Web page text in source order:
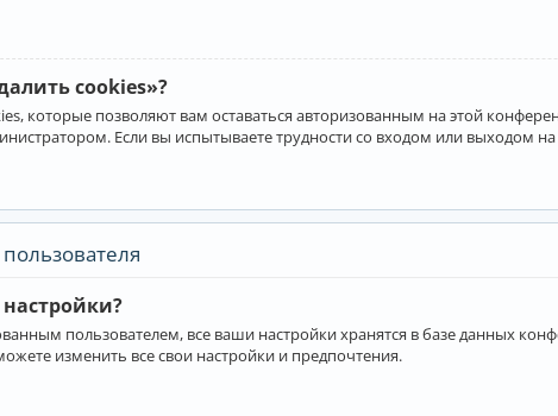
cookies»?
которые позволяют вам оставаться авторизованным на этой
Если вы испытываете трудности со входом или выходом
пользователем, все ваши настройки хранятся в базе данных
изменить все свои настройки и предпочтения.